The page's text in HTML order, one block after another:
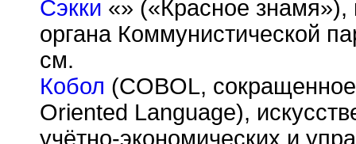
Сэкки «» («Красное знамя»),
органа Коммунистической
см.
Кобол (COBOL,
Oriented Language),
учётно-экономических и